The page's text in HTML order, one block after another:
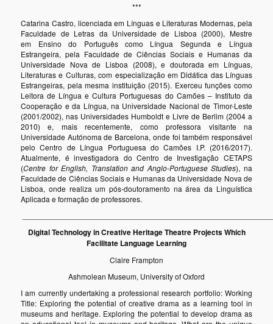
***
Catarina Castro, licenciada em Línguas e Literaturas Modernas, pela
Faculdade de Letras da Universidade de Lisboa (2000), Mestre
em Ensino do Português como Língua Segunda e Língua
Estrangeira, pela Faculdade de Ciências Sociais e Humanas da
Universidade Nova de Lisboa (2008), e doutorada em Línguas,
Literaturas e Culturas, com especialização em Didática das Línguas
Estrangeiras, pela mesma instituição (2015). Exerceu funções como
Leitora de Língua e Cultura Portuguesas do Camões – Instituto da
Cooperação e da Língua, na Universidade Nacional de Timor-Leste
(2001/2002), nas Universidades Humboldt e Livre de Berlim (2004 a
2010) e, mais recentemente, como professora visitante na
Universidade Autónoma de Barcelona, onde foi também responsável
pelo Centro de Língua Portuguesa do Camões I.P. (2016/2017).
Atualmente, é investigadora do Centro de Investigação CETAPS
(Centre for English, Translation and Anglo-Portuguese Studies), na
Faculdade de Ciências Sociais e Humanas da Universidade Nova de
Lisboa, onde realiza um pós-doutoramento na área da Linguística
Aplicada e formação de professores.
Digital Technology in Creative Heritage Theatre Projects Which
Facilitate Language Learning
Claire Frampton
Ashmolean Museum, University of Oxford
I am currently undertaking a professional research portfolio: Working
Title: Exploring the potential of creative drama as a learning tool in
museums and heritage. Exploring the potential to develop drama as